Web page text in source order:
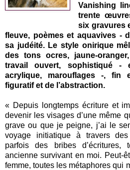
Vanishing
trente
six gravures
fleuve, poèmes et aquavives -
sa judéité. Le style onirique
des tons ocres, jaune-
travail ouvert, sophistiqué -
acrylique, marouflages -, fin
figuratif et de l’abstraction.
« Depuis longtemps écriture et
devenir les visages d’une même
grave ou que je peigne, j’ai le
voyage initiatique à travers
parfois des bribes d’écritures,
ancienne survivant en moi. Peut-
femme, toutes les métaphores qui